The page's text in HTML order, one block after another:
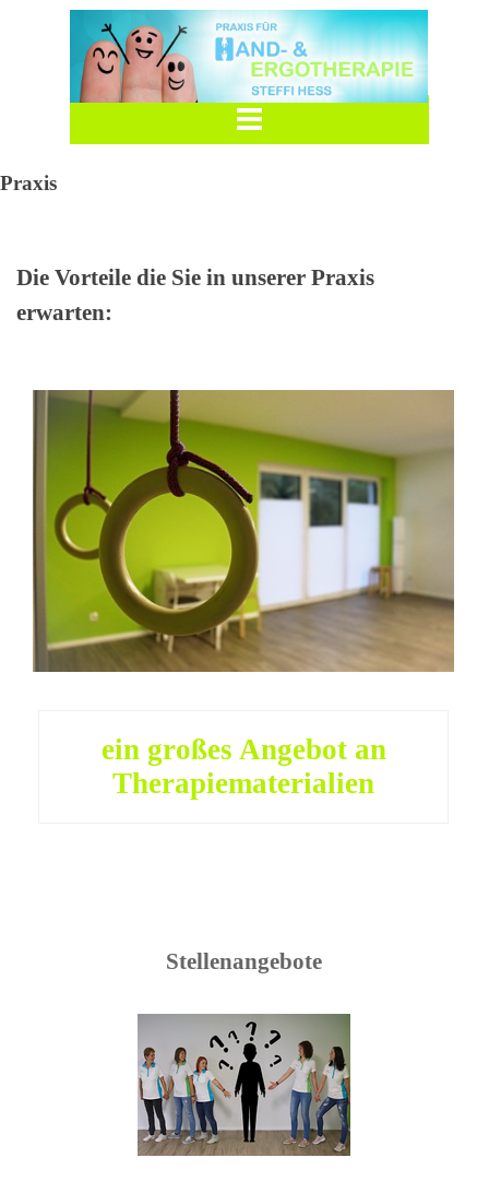
Praxis
Die Vorteile die Sie in unserer Praxis
erwarten:
ein großes Angebot an
Therapiematerialien
Stellenangebote